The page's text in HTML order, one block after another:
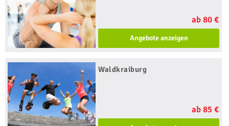
ab 80 €
Angebote anzeigen
Waldkraiburg
ab 85 €